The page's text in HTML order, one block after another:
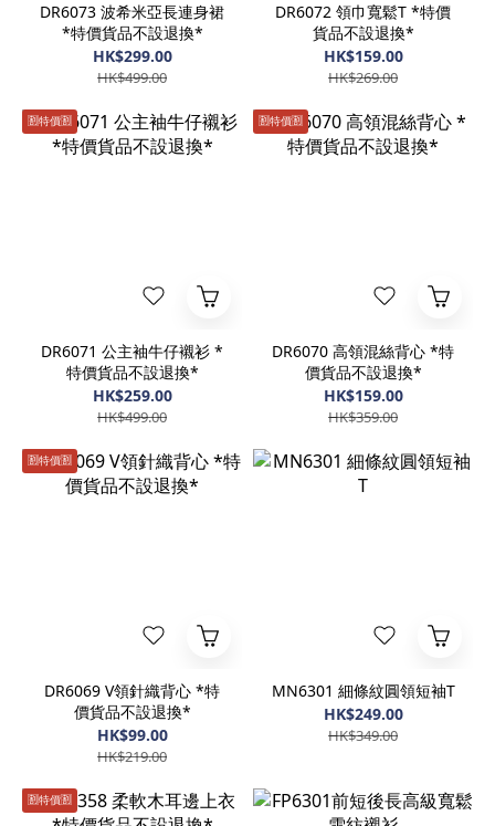
DR6073 波希米亞長連身裙
*特價貨品不設退換*
HK$299.00
HK$499.00
DR6072 領巾寬鬆T *特價
貨品不設退換*
HK$159.00
HK$269.00
🈹️特價🈹️
DR6071 公主袖牛仔襯衫 *
特價貨品不設退換*
HK$259.00
HK$499.00
🈹️特價🈹️
DR6070 高領混絲背心 *特
價貨品不設退換*
HK$159.00
HK$359.00
🈹️特價🈹️
DR6069 V領針織背心 *特
價貨品不設退換*
HK$99.00
HK$219.00
MN6301 細條紋圓領短袖T
HK$249.00
HK$349.00
🈹️特價🈹️